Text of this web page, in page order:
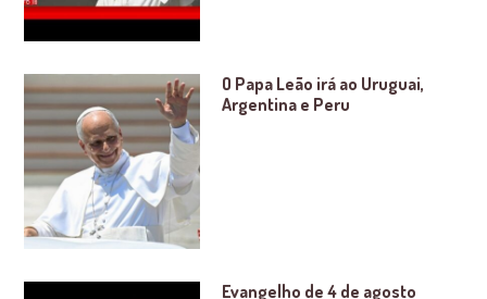
O Papa Leão irá ao Uruguai,
Argentina e Peru
Evangelho de 4 de agosto